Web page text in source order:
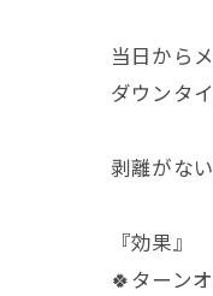
当日から
ダウンタ
剥離がな
『効果』
🍀ターン